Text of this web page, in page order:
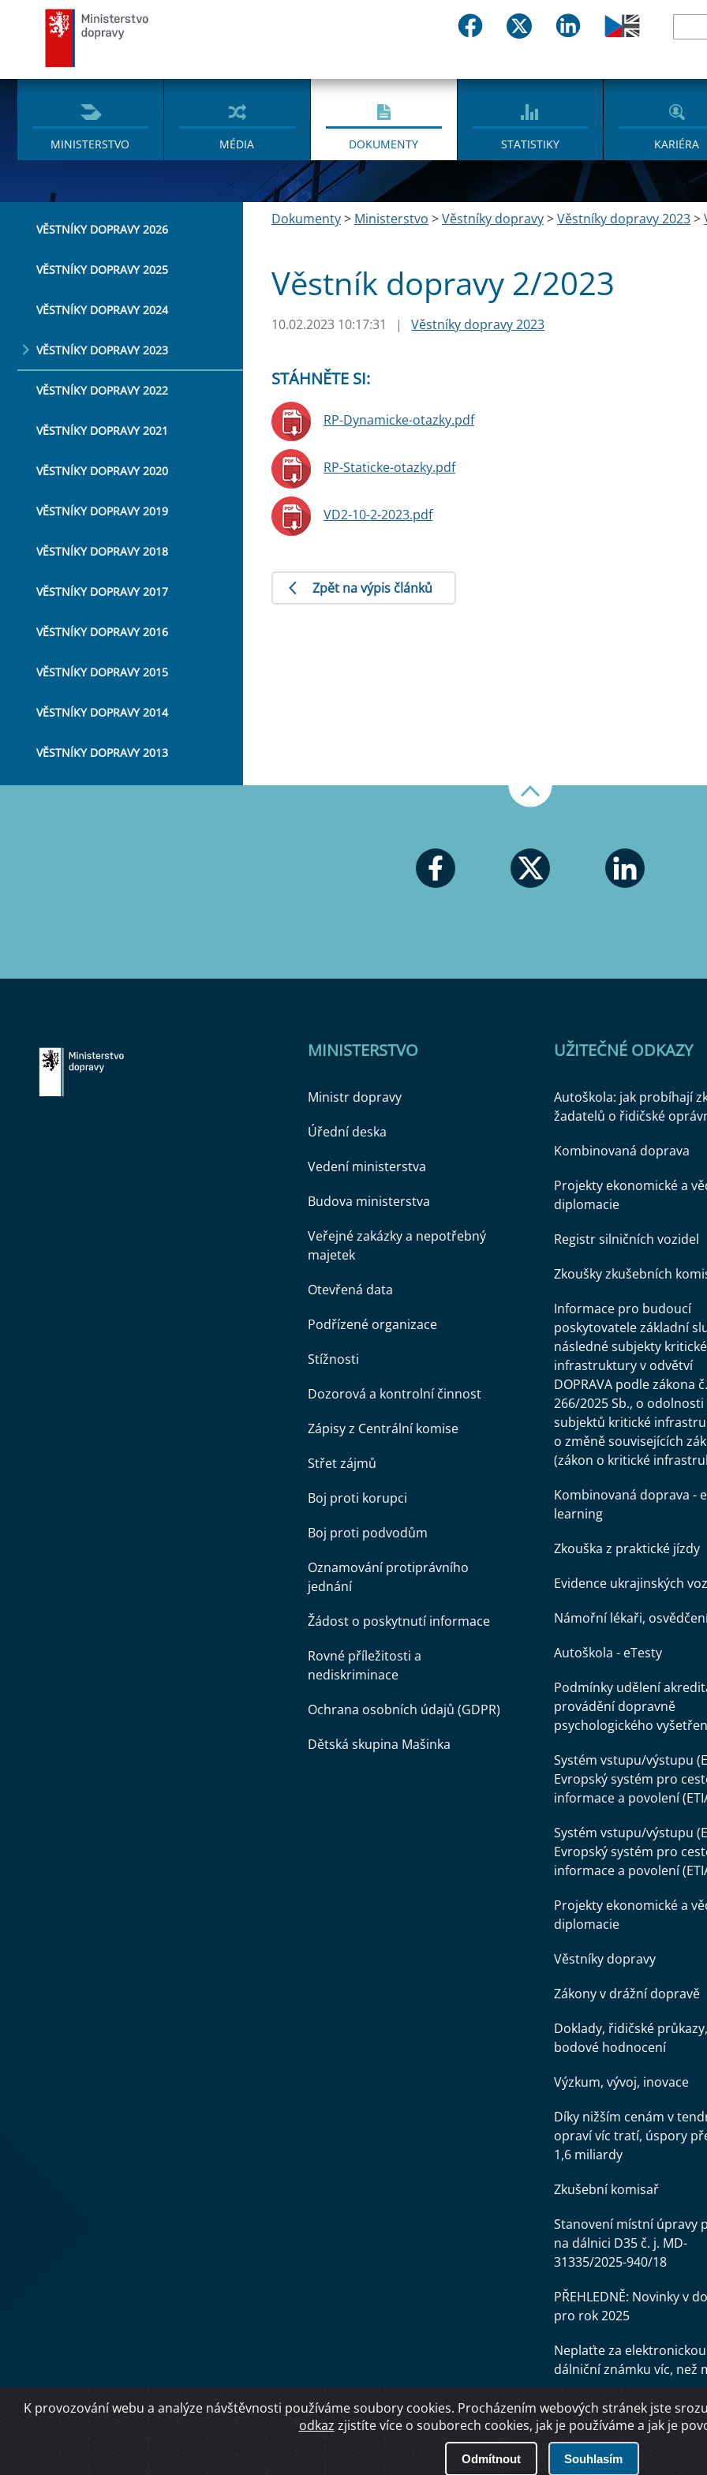
MINISTERSTVO MÉDIA DOKUMENTY STATISTIKY KARIÉRA
VĚSTNÍKY DOPRAVY 2026
VĚSTNÍKY DOPRAVY 2025
VĚSTNÍKY DOPRAVY 2024
VĚSTNÍKY DOPRAVY 2023
VĚSTNÍKY DOPRAVY 2022
VĚSTNÍKY DOPRAVY 2021
VĚSTNÍKY DOPRAVY 2020
VĚSTNÍKY DOPRAVY 2019
VĚSTNÍKY DOPRAVY 2018
VĚSTNÍKY DOPRAVY 2017
VĚSTNÍKY DOPRAVY 2016
VĚSTNÍKY DOPRAVY 2015
VĚSTNÍKY DOPRAVY 2014
VĚSTNÍKY DOPRAVY 2013
Dokumenty> Ministerstvo >Věstníky dopravy>Věstníky dopravy 2023>
Věstník dopravy 2/2023
10.02.2023 10:17:31 | Věstníky dopravy 2023
STÁHNĚTE SI:
RP-Dynamicke-otazky.pdf
RP-Staticke-otazky.pdf
VD2-10-2-2023.pdf
Zpět na výpis článků
MINISTERSTVO
Ministr dopravy
Úřední deska
Vedení ministerstva
Budova ministerstva
Veřejné zakázky a nepotřebný
majetek
Otevřená data
Podřízené organizace
Stížnosti
Dozorová a kontrolní činnost
Zápisy z Centrální komise
Střet zájmů
Boj proti korupci
Boj proti podvodům
Oznamování protiprávního
jednání
Žádost o poskytnutí informace
Rovné příležitosti a
nediskriminace
Ochrana osobních údajů (GDPR)
Dětská skupina Mašinka
UŽITEČNÉ ODKAZY
Autoškola: jak probíhají
žadatelů o řidičské
Kombinovaná doprava
Projekty ekonomické a
diplomacie
Registr silničních vozidel
Zkoušky zkušebních
Informace pro budoucí
poskytovatele základní
následné subjekty kritické
infrastruktury v odvětví
DOPRAVA podle zákona č.
266/2025 Sb., o odolnosti
subjektů kritické
o změně souvisejících
(zákon o kritické
Kombinovaná doprava -
learning
Zkouška z praktické jízdy
Evidence ukrajinských
Námořní lékaři,
Autoškola - eTesty
Podmínky udělení
provádění dopravně
psychologického
Systém vstupu/výstupu
Evropský systém pro
informace a povolení
Systém vstupu/výstupu
Evropský systém pro
informace a povolení
Projekty ekonomické a
diplomacie
Věstníky dopravy
Zákony v drážní dopravě
Doklady, řidičské průkazy,
bodové hodnocení
Výzkum, vývoj, inovace
Díky nižším cenám v
opraví víc tratí, úspory
1,6 miliardy
Zkušební komisař
Stanovení místní úpravy
na dálnici D35 č. j. MD-
31335/2025-940/18
PŘEHLEDNĚ: Novinky v
pro rok 2025
Neplaťte za elektronickou
dálniční známku víc, než
K provozování webu a analýze návštěvnosti používáme soubory cookies. Procházením webových stránek jste
odkaz zjistíte více o souborech cookies, jak je používáme a jak je
Odmítnout Souhlasím